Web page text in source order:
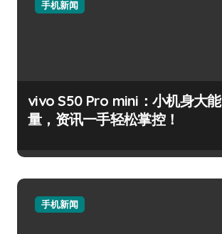
手机新闻
vivo S50 Pro mini：小机身大能
量，资讯一手轻松掌控！
手机新闻